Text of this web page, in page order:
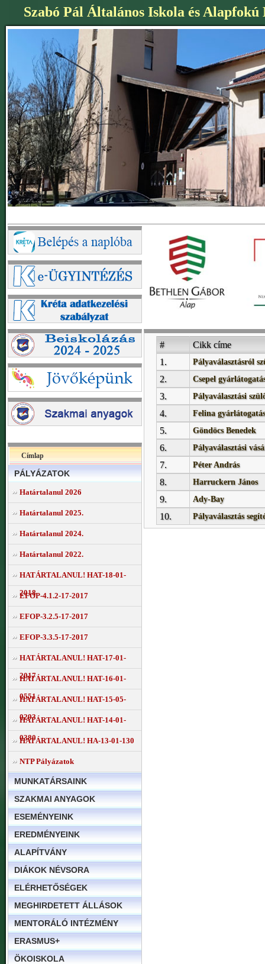
Szabó Pál Általános Iskola és
Címlap
PÁLYÁZATOK
Határtalanul 2026
Határtalanul 2025.
Határtalanul 2024.
Határtalanul 2022.
HATÁRTALANUL! HAT-18-01-
2018
EFOP-4.1.2-17-2017
EFOP-3.2.5-17-2017
EFOP-3.3.5-17-2017
HATÁRTALANUL! HAT-17-01-
2017
HATÁRTALANUL! HAT-16-01-
0551
HATÁRTALANUL! HAT-15-05-
0293
HATÁRTALANUL! HAT-14-01-
0380
HATÁRTALANUL! HA-13-01-130
NTP Pályázatok
MUNKATÁRSAINK
SZAKMAI ANYAGOK
ESEMÉNYEINK
EREDMÉNYEINK
ALAPÍTVÁNY
DIÁKOK NÉVSORA
ELÉRHETŐSÉGEK
MEGHIRDETETT ÁLLÁSOK
MENTORÁLÓ INTÉZMÉNY
ERASMUS+
ÖKOISKOLA
#
Cikk címe
1.
Pályaválasztásról
2. Csepel
3. Pályaválasztási
4. Felina gyárlátogatás
5. Göndöcs Benedek
6. Pályaválasztási
7. Péter András
8. Harruckern János
9. Ady-Bay
10. Pályaválasztás